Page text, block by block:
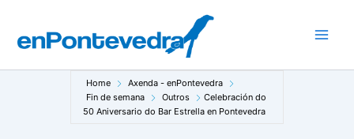
contido
Home
Axenda - enPontevedra
Fin de semana
Outros
Celebración do
50 Aniversario do Bar Estrella en Pontevedra